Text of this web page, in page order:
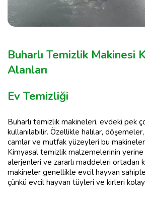
Buharlı Temizlik Makinesi
Alanları
Ev Temizliği
Buharlı temizlik makineleri, evdeki pek
kullanılabilir. Özellikle halılar,
camlar ve mutfak yüzeyleri bu
Kimyasal temizlik malzemelerinin yerine
alerjenleri ve zararlı maddeleri ortadan
makineler genellikle evcil hayvan
çünkü evcil hayvan tüyleri ve kirleri